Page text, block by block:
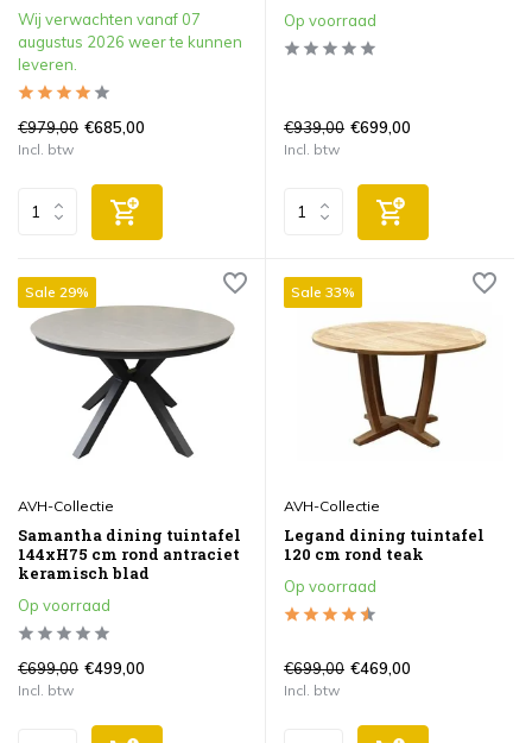
Wij verwachten vanaf 07
augustus 2026 weer te kunnen
leveren.
€979,00 €685,00
Incl. btw
Op voorraad
€939,00 €699,00
Incl. btw
Sale 29%
AVH-Collectie
Samantha dining tuintafel
144xH75 cm rond antraciet
keramisch blad
Op voorraad
€699,00 €499,00
Incl. btw
Sale 33%
AVH-Collectie
Legand dining tuintafel
120 cm rond teak
Op voorraad
€699,00 €469,00
Incl. btw